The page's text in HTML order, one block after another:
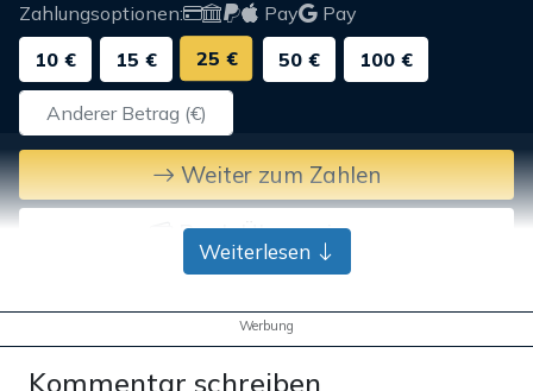
Zahlungsoptionen: Pay
Pay
10 €
15 € 25 € 50 € 100 €
Weiter zum Zahlen
Bank-Überweisung
Weiterlesen
Werbung
Kommentar schreiben